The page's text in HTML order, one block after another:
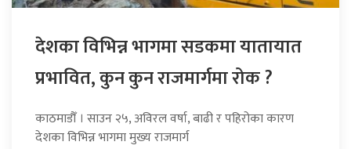
देशका विभिन्न भागमा सडकमा यातायात
प्रभावित, कुन कुन राजमार्गमा रोक ?
काठमाडौँ । साउन २५, अविरल वर्षा, बाढी र पहिरोका कारण
देशका विभिन्न भागमा मुख्य राजमार्ग